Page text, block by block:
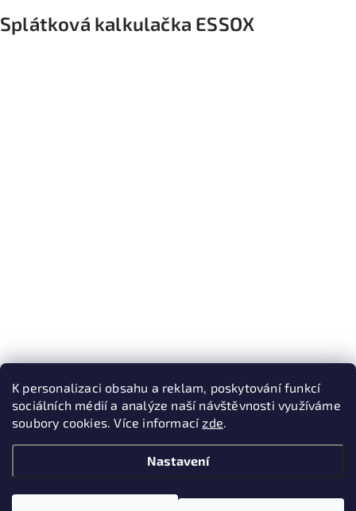
K personalizaci obsahu a reklam, poskytování funkcí
sociálních médií a analýze naší návštěvnosti využíváme
soubory cookies. Více informacízde.
Nastavení
Splátková kalkulačka ESSOX